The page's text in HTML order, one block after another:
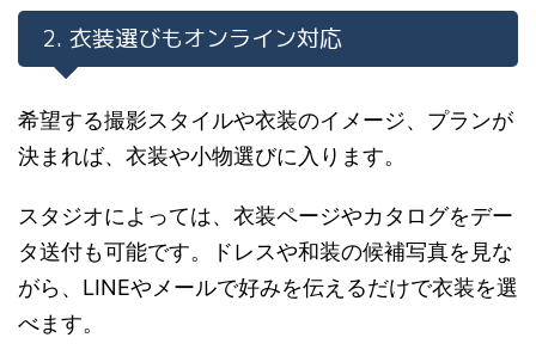
2. 衣装選びもオンライン対応
希望する撮影スタイルや衣装のイメージ、プランが
決まれば、衣装や小物選びに入ります。
スタジオによっては、衣装ページやカタログをデー
タ送付も可能です。ドレスや和装の候補写真を見な
がら、LINEやメールで好みを伝えるだけで衣装を選
べます。